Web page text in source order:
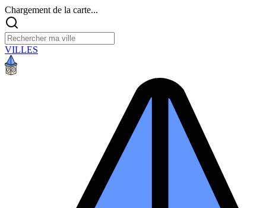
Chargement de la carte...
VILLES